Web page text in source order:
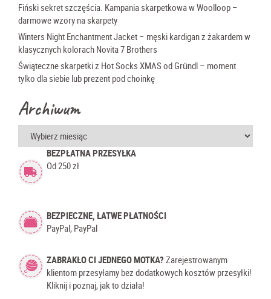
Fiński sekret szczęścia. Kampania skarpetkowa w Woolloop –
darmowe wzory na skarpety
Winters Night Enchantment Jacket – męski kardigan z żakardem w
klasycznych kolorach Novita 7 Brothers
Świąteczne skarpetki z Hot Socks XMAS od Gründl – moment
tylko dla siebie lub prezent pod choinkę
Archiwum
Archiwum
BEZPŁATNA PRZESYŁKA
Od 250 zł
BEZPIECZNE, ŁATWE PŁATNOŚCI
PayPal, PayPal
ZABRAKŁO CI JEDNEGO MOTKA? Zarejestrowanym
klientom przesyłamy bez dodatkowych kosztów przesyłki!
Kliknij i poznaj, jak to działa!